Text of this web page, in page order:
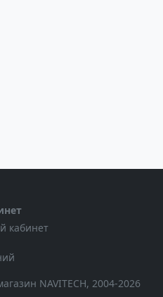
кабинет
NAVITECH, 2004-2026